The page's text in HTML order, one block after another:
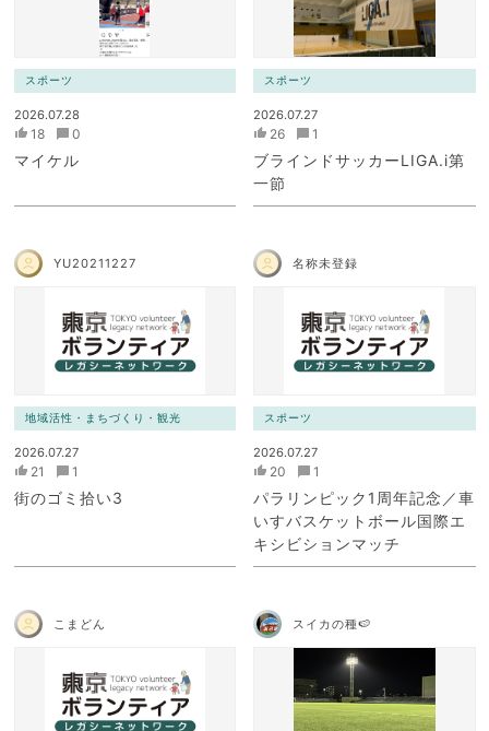
スポーツ
2026.07.28
18 0
マイケル
スポーツ
2026.07.27
26 1
ブラインドサッカーLIGA.i第
一節
YU20211227
地域活性・まちづくり・観光
2026.07.27
21 1
街のゴミ拾い3
名称未登録
スポーツ
2026.07.27
20 1
パラリンピック1周年記念／車
いすバスケットボール国際エ
キシビションマッチ
こまどん スイカの種🍉